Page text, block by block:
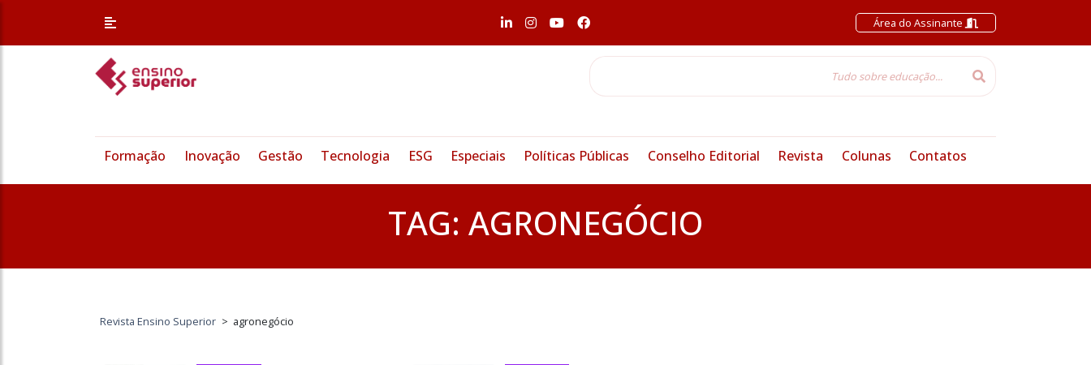
Área do Assinante
Formação Inovação Gestão Tecnologia ESG Especiais Políticas Públicas Conselho Editorial Revista Colunas Contatos
TAG: AGRONEGÓCIO
Revista Ensino Superior > agronegócio